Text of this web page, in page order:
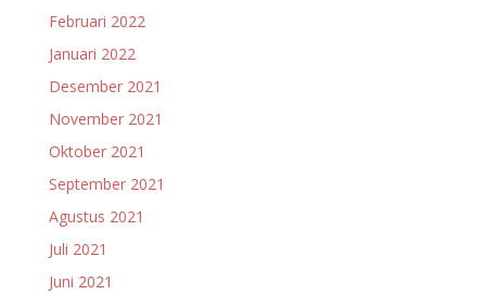
Februari 2022
Januari 2022
Desember 2021
November 2021
Oktober 2021
September 2021
Agustus 2021
Juli 2021
Juni 2021